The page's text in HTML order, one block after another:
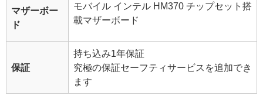
マザーボー
ド
モバイル インテル HM370 チップセット搭
載マザーボード
保証
持ち込み1年保証
究極の保証セーフティサービスを追加でき
ます